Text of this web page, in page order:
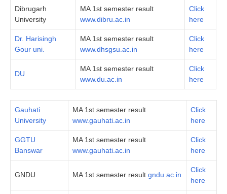
Dibrugarh
University
MA 1st semester result
www.dibru.ac.in
Click
here
Dr. Harisingh
Gour uni.
MA 1st semester result
www.dhsgsu.ac.in
Click
here
DU
MA 1st semester result
www.du.ac.in
Click
here
Gauhati
University
MA 1st semester result
www.gauhati.ac.in
Click
here
GGTU
Banswar
MA 1st semester result
www.gauhati.ac.in
Click
here
GNDU MA 1st semester result gndu.ac.in
Click
here